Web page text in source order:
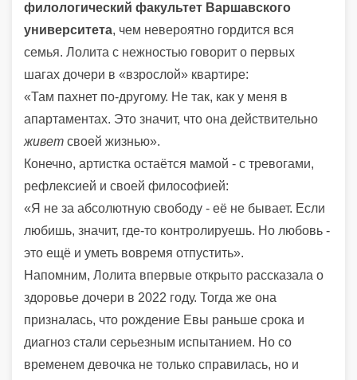
филологический факультет Варшавского
университета, чем невероятно гордится вся
семья. Лолита с нежностью говорит о первых
шагах дочери в «взрослой» квартире:
«Там пахнет по-другому. Не так, как у меня в
апартаментах. Это значит, что она действительно
живет своей жизнью».
Конечно, артистка остаётся мамой - с тревогами,
рефлексией и своей философией:
«Я не за абсолютную свободу - её не бывает. Если
любишь, значит, где-то контролируешь. Но любовь -
это ещё и уметь вовремя отпустить».
Напомним, Лолита впервые открыто рассказала о
здоровье дочери в 2022 году. Тогда же она
призналась, что рождение Евы раньше срока и
диагноз стали серьезным испытанием. Но со
временем девочка не только справилась, но и